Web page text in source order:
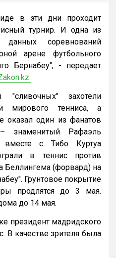
в эти дни проходит
турнир. И одна из
данных соревнований
арене футбольного
Бернабеу", - передает
захотели
мирового тенниса, а
оказал один из фанатов
знаменитый Рафаэль
вместе с Тибо Куртуа
в теннис против
Беллингема (форвард) на
Грунтовое покрытие
продлятся до 3 мая.
до 14 мая.
президент мадридского
В качестве зрителя была